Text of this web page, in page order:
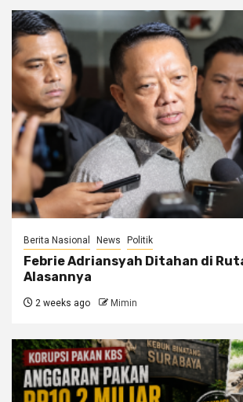
Berita Nasional News Politik
Febrie Adriansyah Ditahan di
Alasannya
2 weeks ago Mimin